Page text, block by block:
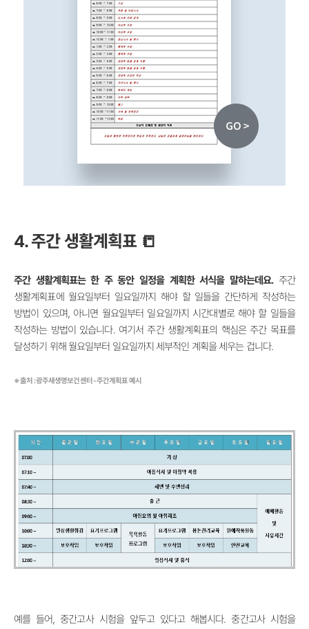
4. 주간 생활계획표 📒
주간 생활계획표는 한 주 동안 일정을 계획한 서식을 말하는데요. 주간
생활계획표에 월요일부터 일요일까지 해야 할 일들을 간단하게 작성하는
방법이 있으며, 아니면 월요일부터 일요일까지 시간대별로 해야 할 일들을
작성하는 방법이 있습니다. 여기서 주간 생활계획표의 핵심은 주간 목표를
달성하기 위해 월요일부터 일요일까지 세부적인 계획을 세우는 겁니다.
※ 출처 : 광주새생명보건센터 - 주간계획표 예시
예를 들어, 중간고사 시험을 앞두고 있다고 해봅시다. 중간고사 시험을